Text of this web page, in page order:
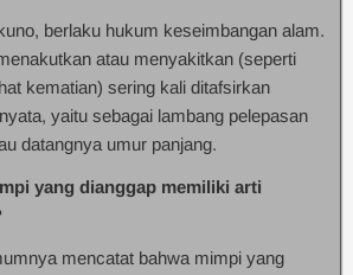
berlaku hukum keseimbangan alam.
atau menyakitkan (seperti
kematian) sering kali ditafsirkan
yaitu sebagai lambang pelepasan
datangnya umur panjang.
yang dianggap memiliki arti
mencatat bahwa mimpi yang